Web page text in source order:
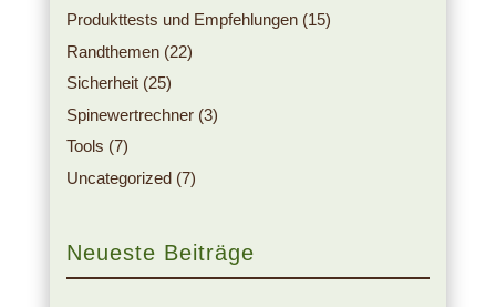
Produkttests und Empfehlungen(15)
Randthemen(22)
Sicherheit(25)
Spinewertrechner(3)
Tools (7)
Uncategorized(7)
Neueste Beiträge